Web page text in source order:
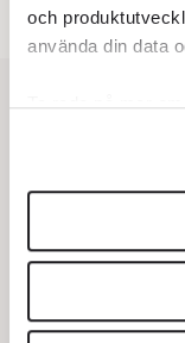
och
använda din data
Ta reda på mer
Du kan ändra
helst från cookie-
Vi använder
för sociala medier
vidarebefordrar